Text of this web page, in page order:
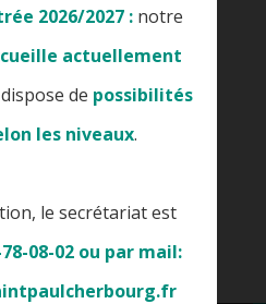
2026/2027 : notre
actuellement
de possibilités
les niveaux.
le secrétariat est
08-02 ou par mail: